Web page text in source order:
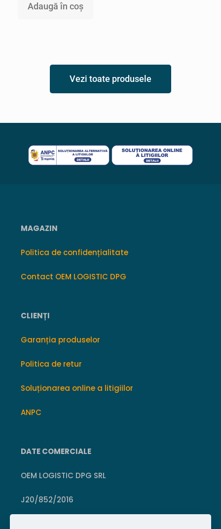
Adaugă în coș
Vezi toate produsele
MAGAZIN
Politica de confidențialitate
Contact OEM LOGISTIC DPG
CLIENȚI
Garanția produselor
Politica de retur
Soluționarea online a litigiilor
ANPC
DATE COMERCIALE
OEM LOGISTIC DPG SRL
J20/852/2016